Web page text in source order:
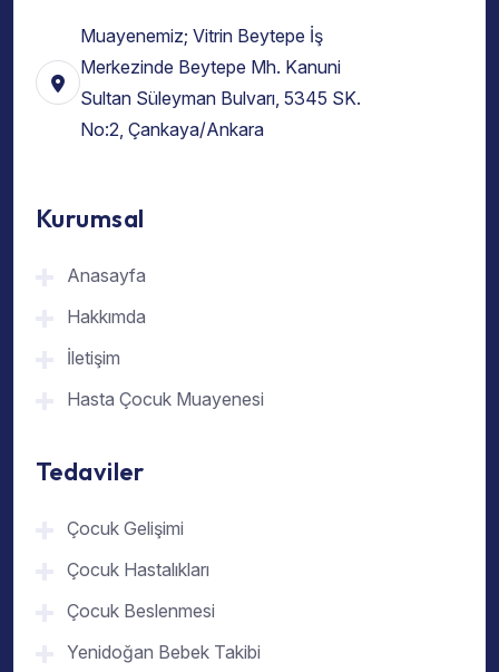
Muayenemiz; Vitrin Beytepe İş
Merkezinde Beytepe Mh. Kanuni
Sultan Süleyman Bulvarı, 5345 SK.
No:2, Çankaya/Ankara
Kurumsal
Anasayfa
Hakkımda
İletişim
Hasta Çocuk Muayenesi
Tedaviler
Çocuk Gelişimi
Çocuk Hastalıkları
Çocuk Beslenmesi
Yenidoğan Bebek Takibi